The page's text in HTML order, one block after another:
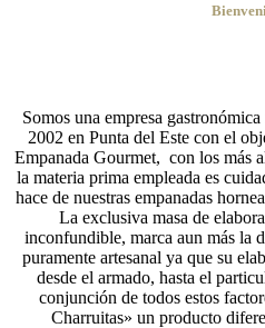
Somos una empresa
2002 en Punta del Este con el
Empanada Gourmet, con los más
la materia prima empleada es
hace de nuestras empanadas
La exclusiva masa de
inconfundible, marca aun más la
puramente artesanal ya que su
desde el armado, hasta el
conjunción de todos estos
Charruitas» un producto